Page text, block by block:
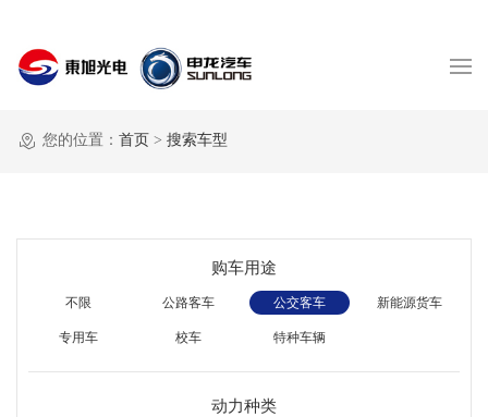
您的位置： 首页 > 搜索车型
购车用途
不限 公路客车 公交客车 新能源货车
专用车 校车 特种车辆
动力种类